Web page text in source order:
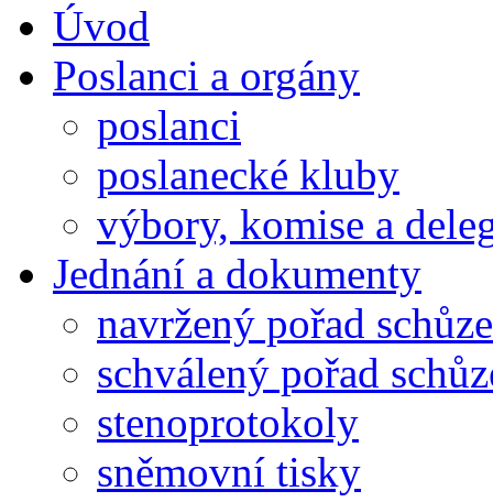
Úvod
Poslanci a orgány
poslanci
poslanecké kluby
výbory, komise a
Jednání a dokumenty
navržený pořad schůze
schválený pořad
stenoprotokoly
sněmovní tisky